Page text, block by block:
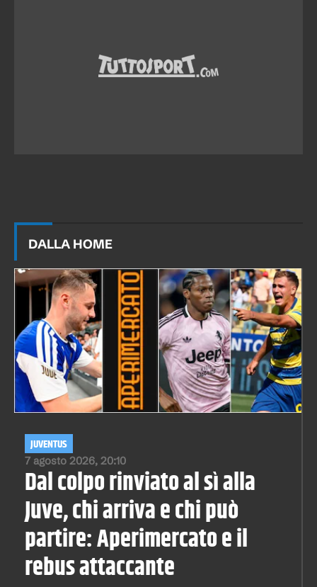
DALLA HOME
7 agosto 2026, 20:10
JUVENTUS
Dal colpo rinviato al sì alla
Juve, chi arriva e chi può
partire: Aperimercato e il
rebus attaccante